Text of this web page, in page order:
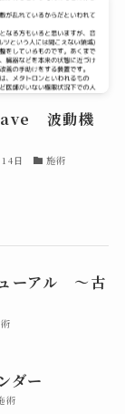
波動機
日 施術
ーアル 〜古
ダー
術